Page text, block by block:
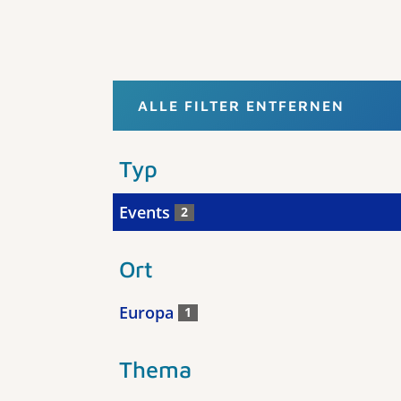
ALLE FILTER ENTFERNEN
Typ
Events 2
Ort
Europa 1
Thema